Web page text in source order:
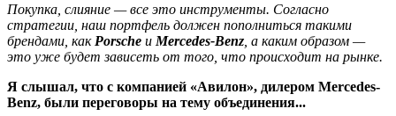
Покупка, слияние — все это инструменты. Согласно
стратегии, наш портфель должен пополниться такими
брендами, как Porsche и Mercedes-Benz , а каким образом —
это уже будет зависеть от того, что происходит на рынке.
Я слышал, что с компанией «Авилон», дилером Mercedes-
Benz, были переговоры на тему объединения...